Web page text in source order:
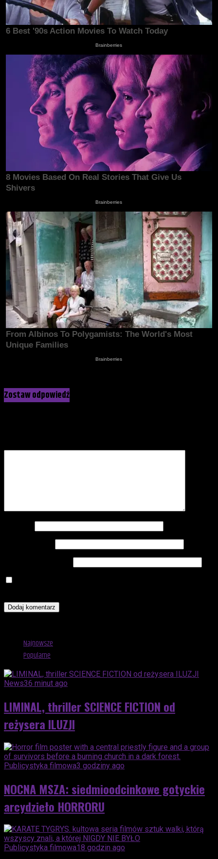
Zostaw odpowiedź
Najnowsze
Popularne
News36 minut ago
LIMINAL, thriller SCIENCE FICTION od
reżysera ILUZJI
Publicystyka filmowa3 godziny ago
NOCNA MSZA: siedmioodcinkowe gotyckie
arcydzieło HORRORU
Publicystyka filmowa18 godzin ago